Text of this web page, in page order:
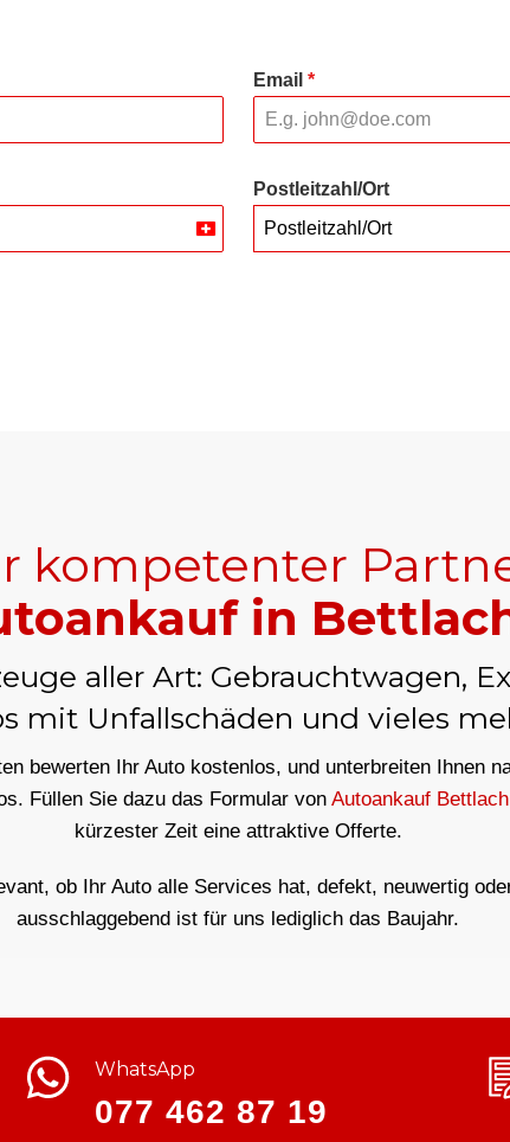
Email *
Switzerland
Postleitzahl/Ort
Postleitzahl/Ort
kompetenter
in
aller Art: Gebrauchtwagen,
mit Unfallschäden und vieles
bewerten Ihr Auto kostenlos, und unterbreiten Ihnen
Füllen Sie dazu das Formular von Autoankauf Bettlach
kürzester Zeit eine attraktive Offerte.
ob Ihr Auto alle Services hat, defekt, neuwertig
ausschlaggebend ist für uns lediglich das Baujahr.
WhatsApp
077 462 87 19